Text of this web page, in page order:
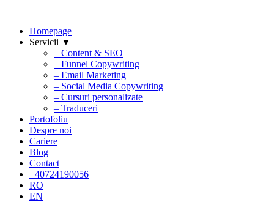
Homepage
Servicii ▼
– Content & SEO
– Funnel Copywriting
– Email Marketing
– Social Media Copywriting
– Cursuri personalizate
– Traduceri
Portofoliu
Despre noi
Cariere
Blog
Contact
+40724190056
RO
EN